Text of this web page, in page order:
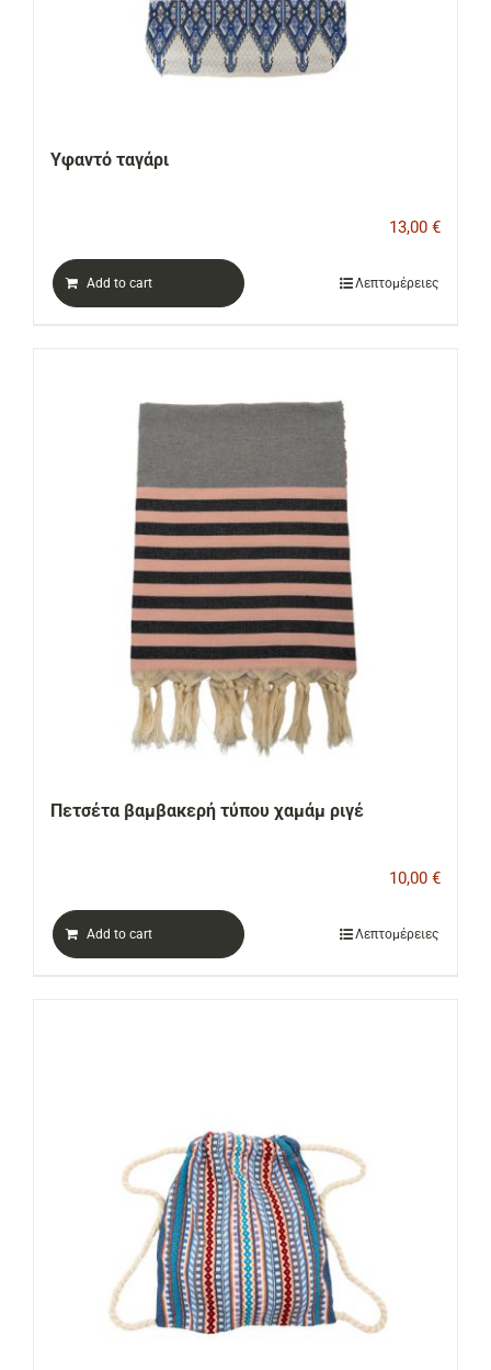
Υφαντό ταγάρι
13,00 €
Add to cart Λεπτομέρειες
Πετσέτα βαμβακερή τύπου χαμάμ ριγέ
10,00 €
Add to cart Λεπτομέρειες